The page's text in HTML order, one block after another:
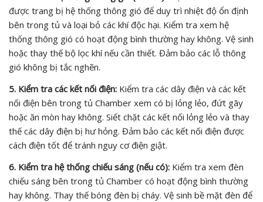
được trang bị hệ thống thông gió để duy trì nhiệt độ ổn định
bên trong tủ và loại bỏ các khí độc hại. Kiểm tra xem hệ
thống thông gió có hoạt động bình thường hay không. Vệ sinh
hoặc thay thế bộ lọc khí nếu cần thiết. Đảm bảo các lỗ thông
gió không bị tắc nghẽn.
5. Kiểm tra các kết nối điện: Kiểm tra các dây điện và các kết
nối điện bên trong tủ Chamber xem có bị lỏng lẻo, đứt gãy
hoặc ăn mòn hay không. Siết chặt các kết nối lỏng lẻo và thay
thế các dây điện bị hư hỏng. Đảm bảo các kết nối điện được
cách điện tốt để tránh nguy cơ điện giật.
6. Kiểm tra hệ thống chiếu sáng (nếu có): Kiểm tra xem đèn
chiếu sáng bên trong tủ Chamber có hoạt động bình thường
hay không. Thay thế bóng đèn bị cháy. Vệ sinh bề mặt đèn để